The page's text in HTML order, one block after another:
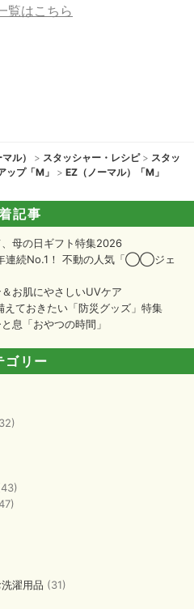
覧はこちら
ル） > スタッシャー・レシピ> スタッ
ップ「M」 > EZ（ノーマル）「M」
記事
、母の日ギフト特集2026
連続No.1！ 不動の人気「◯◯ジェ
お肌にやさしいUVケア
ておきたい「防災グッズ」特集
息「おやつの時間」
ゴリー
濯用品 (31)